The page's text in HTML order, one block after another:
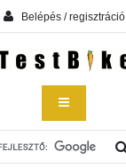
Belépés / regisztráció